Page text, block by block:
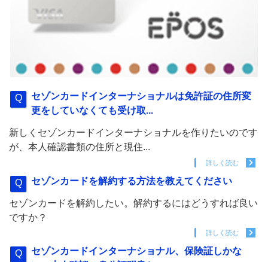
セゾンカードインターナショナルは免許証の住所変
更をしていなくても受け取...
新しくセゾンカードインターナショナルを作りたいのです
が、本人確認書類の住所と現住...
詳しく読む
セゾンカードを解約する方法を教えてください
セゾンカードを解約したい。解約するにはどうすれば良い
ですか？
詳しく読む
セゾンカードインターナショナル、保険証しかな